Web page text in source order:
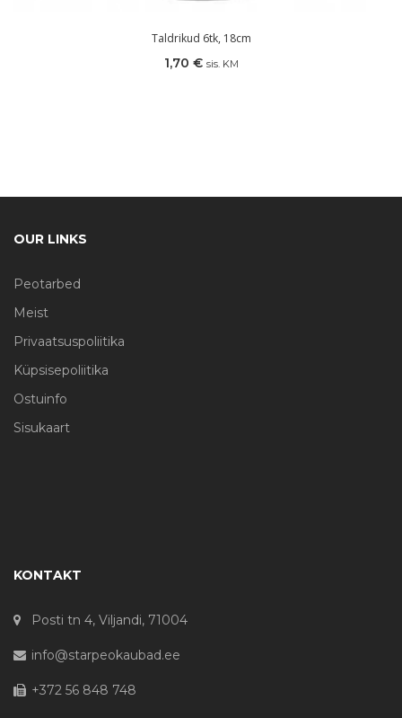
Taldrikud 6tk, 18cm
1,70 € sis. KM
OUR LINKS
Peotarbed
Meist
Privaatsuspoliitika
Küpsisepoliitika
Ostuinfo
Sisukaart
KONTAKT
Posti tn 4, Viljandi, 71004
info@starpeokaubad.ee
+372 56 848 748